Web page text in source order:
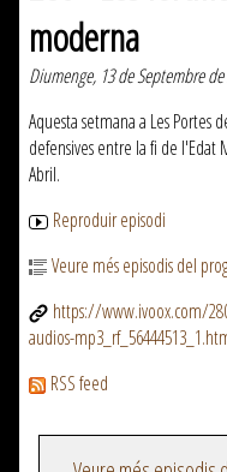
moderna
Diumenge, 13 de Septembre de
Aquesta setmana a Les Portes
defensives entre la fi de
Abril.
Reproduir episodi
Veure més episodis del
https://www.ivoox.com/
audios-
RSS feed